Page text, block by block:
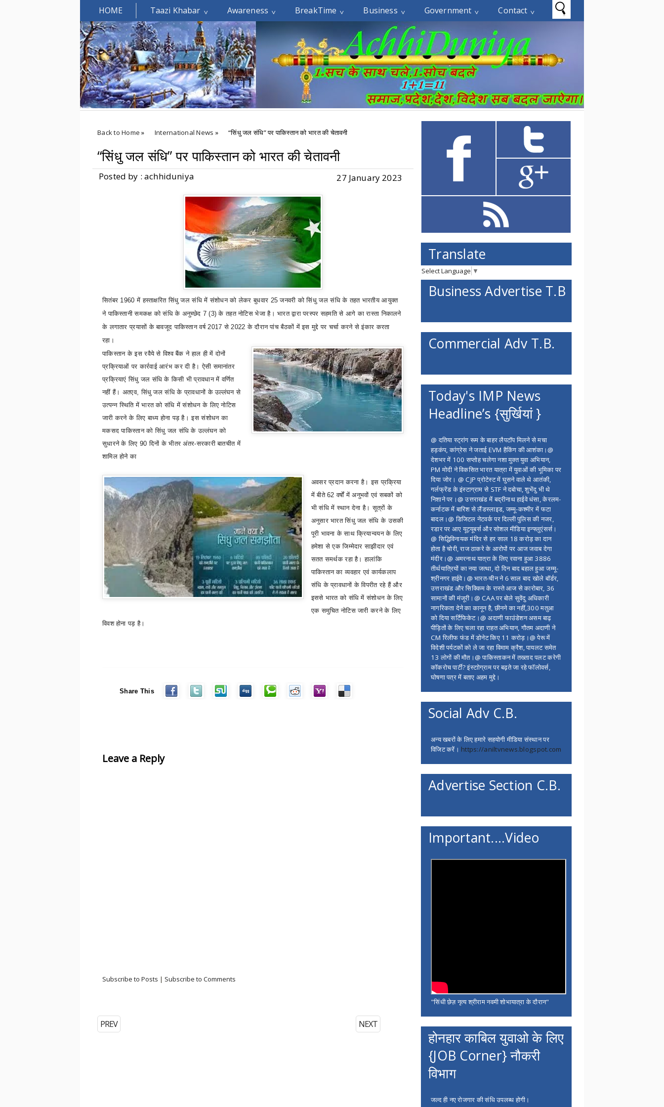
HOME Taazi Khabar Awareness BreakTime Business Government Contact
Welcomes You.....
Back to Home » International News » “सिंधु जल संधि” पर पाकिस्तान को भारत की चेतावनी
“सिंधु जल संधि” पर पाकिस्तान को भारत की चेतावनी
Posted by : achhiduniya 27 January 2023
सितंबर 1960 में हस्ताक्षरित सिंधु जल संधि में संशोधन को लेकर बुधवार 25 जनवरी को सिंधु जल संधि के तहत भारतीय आयुक्त
ने पाकिस्तानी समकक्ष को संधि के अनुच्छेद 7 (3)के तहत नोटिस भेजा है। भारत द्वारा परस्पर सहमति से आगे का रास्ता निकालने
के लगातार प्रयासों के बावजूद पाकिस्तान वर्ष 2017 से 2022 के दौरान पांच बैठकों में इस मुद्दे पर चर्चा करने से इंकार करता
रहा।
पाकिस्तान के इस रवैये से विश्व बैंक ने हाल ही में दोनों
प्रक्रियाओं पर कार्रवाई आरंभ कर दी है। ऐसी समानांतर
प्रक्रियाएं सिंधु जल संधि के किसी भी प्रावधान में वर्णित
नहीं हैं। अतएव,सिंधु जल संधि के प्रावधानों के उल्लंघन से
उत्पन्न स्थिति में भारत को संधि में संशोधन के लिए नोटिस
जारी करने के लिए बाध्य होना पड़ है। इस संशोधन का
मकसद पाकिस्तान को सिंधु जल संधि के उल्लंघन को
सुधारने के लिए 90 दिनों के भीतर अंतर-सरकारी बातचीत में
शामिल होने का
अवसर प्रदान करना है। इस प्रक्रिया
में बीते62 वर्षों में अनुभवों एवं सबकों को
भी संधि में स्थान देना है। सूत्रों के
अनुसार भारत सिंधु जल संधि के उसकी
पूरी भावना के साथ क्रियान्वयन के लिए
हमेशा से एक जिम्मेदार साझीदार एवं
सतत समर्थक रहा है। हालांकि
पाकिस्तान का व्यवहार एवं कार्यकलाप
संधि के प्रावधानों के विपरीत रहे हैं और
इससे भारत को संधि में संशोधन के लिए
एक समुचित नोटिस जारी करने के लिए
विवश होना पड़ है।
Share This
Leave a Reply
Subscribe to Posts | Subscribe to Comments
NEXT
PREV
Translate
Select Language ▼
Business Advertise T.B
Commercial Adv T.B.
Today's IMP News
Headline’s {सुर्खियां }
@ दतिया स्ट्रांग रूम के बाहर लैपटॉप मिलने से मचा
हड़कंप, कांग्रेस ने जताई EVM हैकिंग की आशंका।@
देशभर में 100 सप्ताेह चलेगा नशा मुक्त युवा अभियान,
PM मोदी ने विकसित भारत यात्रा में युवाओं की भूमिका पर
दिया जोर। @ CJP प्रोटेस्ट में घुसने वाले थे आतंकी,
गर्लफ्रेंड के इंस्टाग्राम से STF ने दबोचा, शुभेंदु भी थे
निशाने पर।@ उत्तराखंड में बद्रीनाथ हाईवे धंसा, केरलम-
कर्नाटक में बारिश से लैंडस्लाइड, जम्मू-कश्मीर में फटा
बादल।@ डिजिटल नेटवर्क पर दिल्ली पुलिस की नजर,
रडार पर आए यूट्यूबर्स और सोशल मीडिया इन्फ्लुएंसर्स।
@ सिद्धिविनायक मंदिर से हर साल 18 करोड़ का दान
होता है चोरी, राज ठाकरे के आरोपों पर आज जवाब देगा
मंदीर।@ अमरनाथ यात्रा के लिए रवाना हुआ 3886
तीर्थयात्रियों का नया जत्था, दो दिन बाद बहाल हुआ जम्मू-
श्रीनगर हाईवे।@ भारत-चीन ने 6 साल बाद खोले बॉर्डर,
उत्तराखंड और सिक्किम के रास्ते आज से कारोबार, 36
सामानों की मंजूरी।@ CAA पर बोले सुवेंदु अधिकारी
नागरिकता देने का कानून है, छीनने का नहीं,300 मतुआ
को दिया सर्टिफिकेट।@ अदाणी फाउंडेशन असम बाढ़
पीड़ितों के लिए चला रहा राहत अभियान, गौतम अदाणी ने
CM रिलीफ फंड में डोनेट किए 11 करोड़।@ पेरू में
विदेशी पर्यटकों को ले जा रहा विमाम क्रैश, पायलट समेत
13 लोगों की मौत।@ पाकिस्ताकन में तख्ताद पलट करेगी
कॉकरोच पार्टी? इंस्टाोग्राम पर बढ़ते जा रहे फॉलोवर्स,
घोषणा पत्र में बताए अहम मुद्दे।
Social Adv C.B.
अन्य खबरों के लिए हमारे सहयोगी मीडिया संस्थान पर
विजिट करें। https://aniltvnews.blogspot.com
Advertise Section C.B.
Important....Video
"सिंधी छेज़ नृत्य श्रीराम नवमी शोभायात्रा के दौरान"
होनहार काबिल युवाओ के लिए
{JOB Corner} नौकरी
विभाग
जल्द ही नए रोजगार की संधि उपलब्ध होगी।